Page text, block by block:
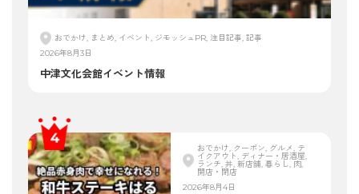
おでかけ, まとめ, イベント, ジモッシュPR, 注目記事, 記事
2026年8月3日
中津文化会館イベント情報
おでかけ, クーポン, グルメ, テ
イクアウト, ディナー・居酒屋,
ランチ, 丼, 新店舗, 暮らし, 肉,
開店・閉店
2026年8月4日